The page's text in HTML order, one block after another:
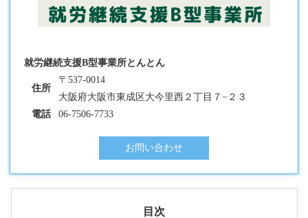
就労継続支援B型事業所とんとん
住所
〒537-0014
大阪府大阪市東成区大今里西２丁目７−２３
電話
06-7506-7733
お問い合わせ
目次